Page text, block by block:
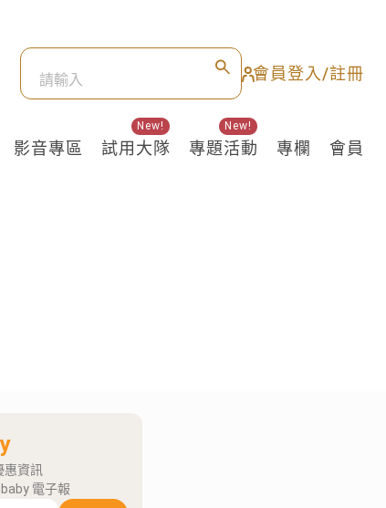
會員登入/註冊
影音專區 試用大隊
New!
專題活動
New!
專欄 會員
資訊
電子報